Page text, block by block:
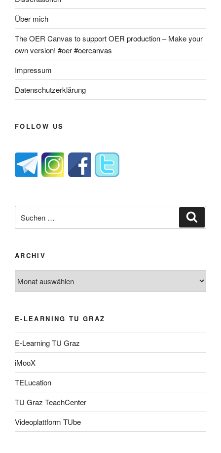
Über mich
The OER Canvas to support OER production – Make your
own version! #oer #oercanvas
Impressum
Datenschutzerklärung
FOLLOW US
nach:
ARCHIV
E-LEARNING TU GRAZ
E-Learning TU Graz
iMooX
TELucation
TU Graz TeachCenter
Videoplattform TUbe